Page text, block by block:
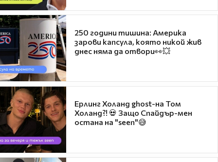
250 години тишина: Америка
зарови капсула, която никой жив
днес няма да отвори👀💥
Ерлинг Холанд ghost-на Том
Холанд?! 💀 Защо Спайдър-мен
остана на "seen"😅